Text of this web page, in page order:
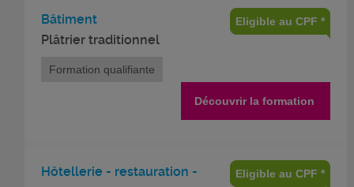
Bâtiment
Plâtrier traditionnel
Eligible au CPF *
Formation qualifiante
Découvrir la formation
Hôtellerie - restauration -
Eligible au CPF *